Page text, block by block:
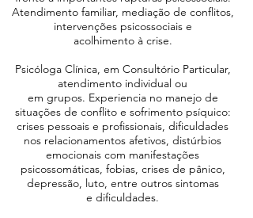
Atendimento familiar, mediação de conflitos,
intervenções psicossociais e
acolhimento à crise.
Psicóloga Clínica, em Consultório Particular,
atendimento individual ou
em grupos. Experiencia no manejo de
situações de conflito e sofrimento psíquico:
crises pessoais e profissionais, dificuldades
nos relacionamentos afetivos, distúrbios
emocionais com manifestações
psicossomáticas, fobias, crises de pânico,
depressão, luto, entre outros sintomas
e dificuldades.